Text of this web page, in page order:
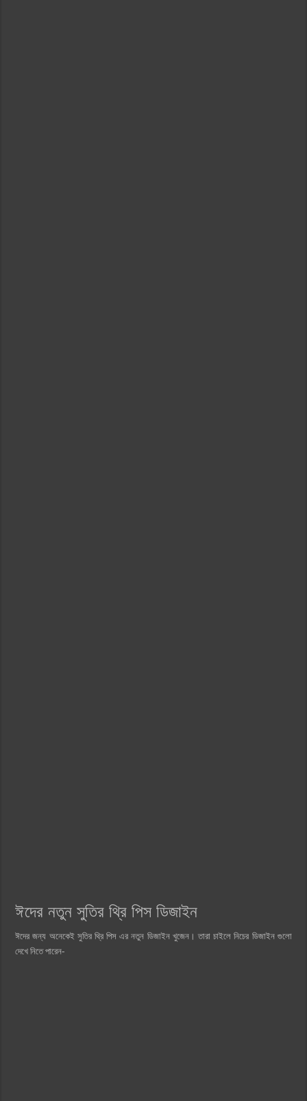
ঈদের নতুন সুতির থ্রি পিস ডিজাইন
ঈদের জন্য অনেকেই সুতির থ্রি পিস এর নতুন ডিজাইন খুজেন। তারা চাইলে নিচের ডিজাইন গুলো
দেখে নিতে পারেন-